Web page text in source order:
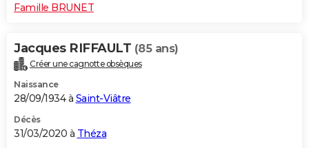
Famille BRUNET
Jacques RIFFAULT (85 ans)
Créer une cagnotte obsèques
Naissance
28/09/1934 à Saint-Viâtre
Décès
31/03/2020 à Théza